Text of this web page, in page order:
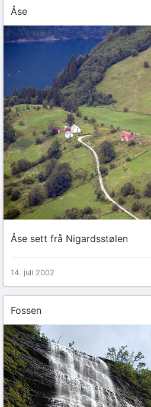
Åse
Åse sett frå Nigardsstølen
14. juli 2002
Fossen